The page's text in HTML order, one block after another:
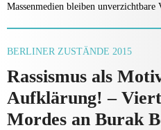
Massenmedien bleiben unverzichtbare
BERLINER ZUSTÄNDE 2015
Rassismus als
Aufklärung! –
Mordes an Burak